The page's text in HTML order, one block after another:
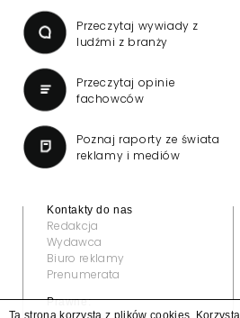
Przeczytaj wywiady z
ludźmi z branży
Przeczytaj opinie
fachowców
Poznaj raporty ze świata
reklamy i mediów
Kontakty do nas
Redakcja
Wydawca
Biuro reklamy
Prenumerata
Prawne:
Ta strona korzysta z plików cookies.